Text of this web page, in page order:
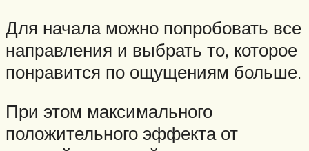
Для начала можно попробовать все
направления и выбрать то, которое
понравится по ощущениям больше.
При этом максимального
положительного эффекта от